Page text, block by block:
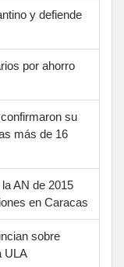
y defiende
por ahorro
su
más de 16
AN de 2015
en Caracas
sobre
ULA